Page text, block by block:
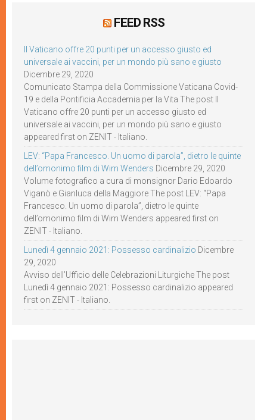
FEED RSS
Il Vaticano offre 20 punti per un accesso giusto ed
universale ai vaccini, per un mondo più sano e giusto
Dicembre 29, 2020
Comunicato Stampa della Commissione Vaticana Covid-
19 e della Pontificia Accademia per la Vita The post Il
Vaticano offre 20 punti per un accesso giusto ed
universale ai vaccini, per un mondo più sano e giusto
appeared first on ZENIT - Italiano.
LEV: “Papa Francesco. Un uomo di parola”, dietro le quinte
dell’omonimo film di Wim Wenders Dicembre 29, 2020
Volume fotografico a cura di monsignor Dario Edoardo
Viganò e Gianluca della Maggiore The post LEV: “Papa
Francesco. Un uomo di parola”, dietro le quinte
dell’omonimo film di Wim Wenders appeared first on
ZENIT - Italiano.
Lunedì 4 gennaio 2021: Possesso cardinalizio Dicembre
29, 2020
Avviso dell’Ufficio delle Celebrazioni Liturgiche The post
Lunedì 4 gennaio 2021: Possesso cardinalizio appeared
first on ZENIT - Italiano.